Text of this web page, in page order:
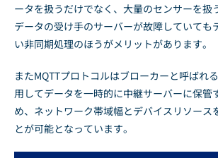
ータを扱うだけでなく、大量のセンサーを扱
データの受け手のサーバーが故障していても
い非同期処理のほうがメリットがあります。
またMQTTプロトコルはブローカーと呼ばれ
用してデータを一時的に中継サーバーに保管
め、ネットワーク帯域幅とデバイスリソース
とが可能となっています。